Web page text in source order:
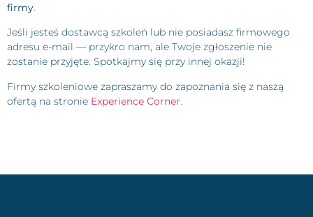
firmy.
Jeśli jesteś dostawcą szkoleń lub nie posiadasz firmowego
adresu e-mail — przykro nam, ale Twoje zgłoszenie nie
zostanie przyjęte. Spotkajmy się przy innej okazji!
Firmy szkoleniowe zapraszamy do zapoznania się z naszą
ofertą na stronie Experience Corner.